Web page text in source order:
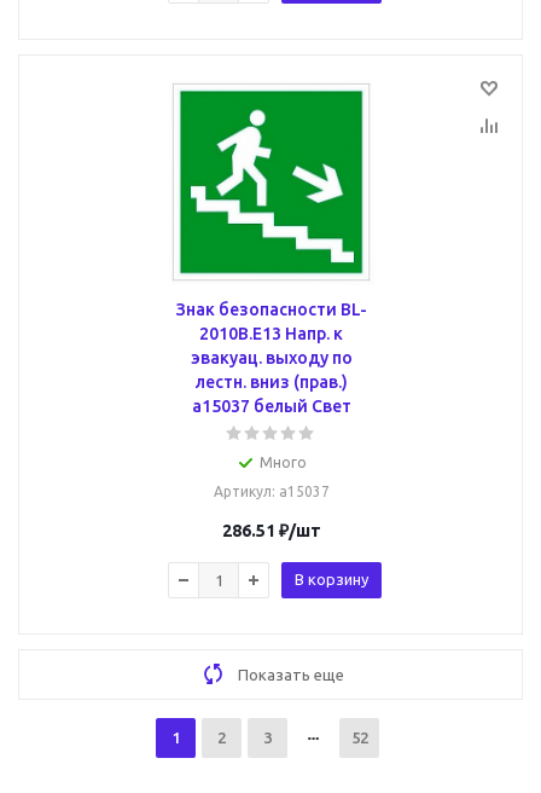
Знак безопасности BL-
2010B.E13 Напр. к
эвакуац. выходу по
лестн. вниз (прав.)
a15037 белый Свет
Много
Артикул: a15037
286.51 ₽/шт
В корзину
Показать еще
1 2 3 52